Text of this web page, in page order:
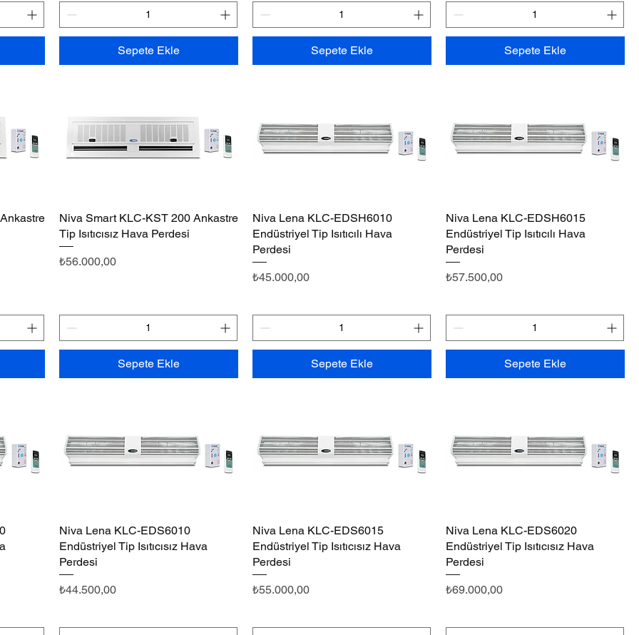
Sepete Ekle Sepete Ekle Sepete Ekle
Hızlı Bakış
Niva Smart KLC-KST 200 Ankastre
Tip Isıtıcısız Hava Perdesi
Fiyat
₺56.000,00
Sepete Ekle
Hızlı Bakış
Niva Lena KLC-EDSH6010
Endüstriyel Tip Isıtıcılı Hava
Perdesi
Fiyat
₺45.000,00
Sepete Ekle
Hızlı Bakış
Niva Lena KLC-EDSH6015
Endüstriyel Tip Isıtıcılı Hava
Perdesi
Fiyat
₺57.500,00
Sepete Ekle
Hızlı Bakış
Niva Lena KLC-EDS6010
Endüstriyel Tip Isıtıcısız Hava
Perdesi
Fiyat
₺44.500,00
Hızlı Bakış
Niva Lena KLC-EDS6015
Endüstriyel Tip Isıtıcısız Hava
Perdesi
Fiyat
₺55.000,00
Hızlı Bakış
Niva Lena KLC-EDS6020
Endüstriyel Tip Isıtıcısız Hava
Perdesi
Fiyat
₺69.000,00